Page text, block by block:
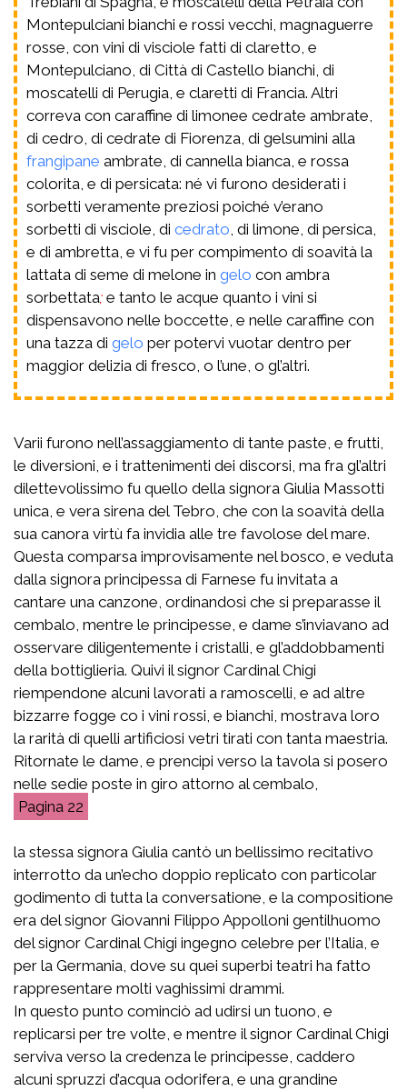
Montepulciani bianchi e rossi vecchi, magnaguerre
rosse, con vini di visciole fatti di claretto, e
Montepulciano, di Città di Castello bianchi, di
moscatelli di Perugia, e claretti di Francia. Altri
correva con caraffine di limonee cedrate ambrate,
di cedro, di cedrate di Fiorenza, di gelsumini alla
frangipane ambrate, di cannella bianca, e rossa
colorita, e di persicata: né vi furono desiderati i
sorbetti veramente preziosi poiché v’erano
sorbetti di visciole, di cedrato , di limone, di persica,
e di ambretta, e vi fu per compimento di soavità la
lattata di seme di melone in gelo con ambra
sorbettata; e tanto le acque quanto i vini si
dispensavono nelle boccette, e nelle caraffine con
una tazza di gelo per potervi vuotar dentro per
maggior delizia di fresco, o l’une, o gl’altri.
Varii furono nell’assaggiamento di tante paste, e frutti,
le diversioni, e i trattenimenti dei discorsi, ma fra gl’altri
dilettevolissimo fu quello della signora Giulia Massotti
unica, e vera sirena del Tebro, che con la soavità della
sua canora virtù fa invidia alle tre favolose del mare.
Questa comparsa improvisamente nel bosco, e veduta
dalla signora principessa di Farnese fu invitata a
cantare una canzone, ordinandosi che si preparasse il
cembalo, mentre le principesse, e dame s’inviavano ad
osservare diligentemente i cristalli, e gl’addobbamenti
della bottiglieria. Quivi il signor Cardinal Chigi
riempendone alcuni lavorati a ramoscelli, e ad altre
bizzarre fogge co i vini rossi, e bianchi, mostrava loro
la rarità di quelli artificiosi vetri tirati con tanta maestria.
Ritornate le dame, e prencipi verso la tavola si posero
nelle sedie poste in giro attorno al cembalo,
22
la stessa signora Giulia cantò un bellissimo recitativo
interrotto da un’echo doppio replicato con particolar
godimento di tutta la conversatione, e la compositione
era del signor Giovanni Filippo Appolloni gentilhuomo
del signor Cardinal Chigi ingegno celebre per l’Italia, e
per la Germania, dove su quei superbi teatri ha fatto
rappresentare molti vaghissimi drammi.
In questo punto cominciò ad udirsi un tuono, e
replicarsi per tre volte, e mentre il signor Cardinal Chigi
serviva verso la credenza le principesse, caddero
alcuni spruzzi d’acqua odorifera, e una grandine